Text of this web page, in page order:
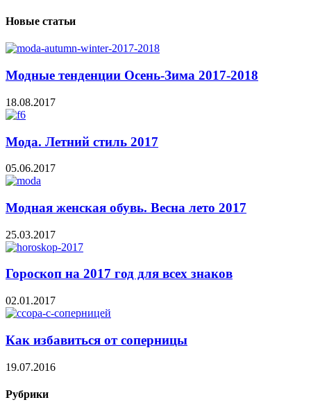
Новые статьи
Модные тенденции Осень-Зима 2017-2018
18.08.2017
Мода. Летний стиль 2017
05.06.2017
Модная женская обувь. Весна лето 2017
25.03.2017
Гороскоп на 2017 год для всех знаков
02.01.2017
Как избавиться от соперницы
19.07.2016
Рубрики